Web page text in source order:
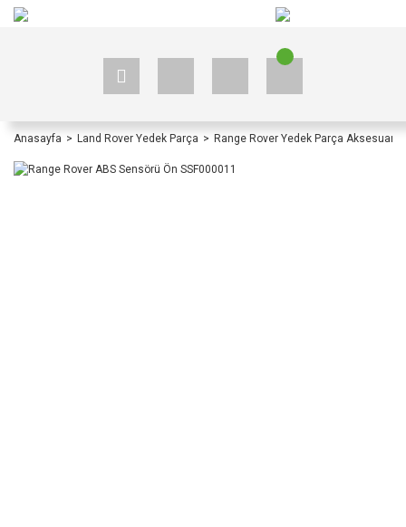
Anasayfa Land Rover Yedek Parça Range Rover Yedek Parça Aksesuar